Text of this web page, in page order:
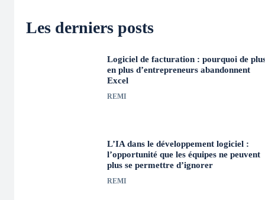
Les derniers posts
Logiciel de facturation : pourquoi de
en plus d’entrepreneurs abandonnent
Excel
REMI
L’IA dans le développement logiciel :
l’opportunité que les équipes ne peuvent
plus se permettre d’ignorer
REMI